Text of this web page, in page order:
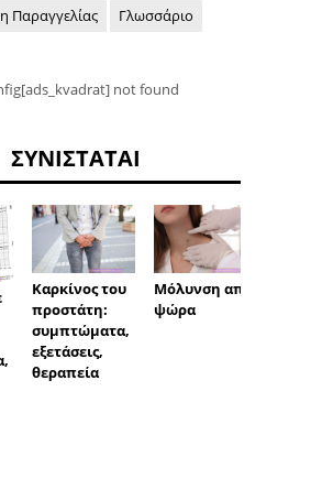
Παραγγελίας
Γλωσσάριο
not found
ΣΥΝΙΣΤΆΤΑΙ
Καρκίνος του
προστάτη:
συμπτώματα,
εξετάσεις,
θεραπεία
Μόλυνση από
ψώρα